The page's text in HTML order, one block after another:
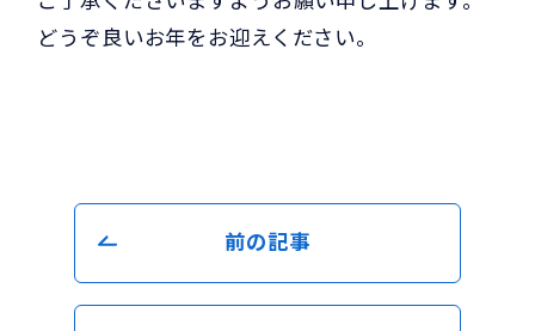
どうぞ良いお年をお迎えください。
前の記事